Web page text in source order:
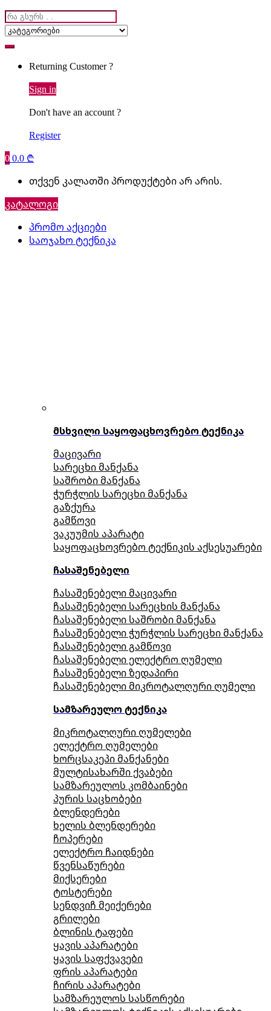
Search
for:
Returning Customer ?
Sign in
Don't have an account ?
Register
00.0 ₾
თქვენ კალათში პროდუქტები არ არის.
კატალოგი
პრომო აქციები
საოჯახო ტექნიკა
მსხვილი საყოფაცხოვრებო ტექნიკა
მაცივარი
სარეცხი მანქანა
საშრობი მანქანა
ჭურჭლის სარეცხი მანქანა
გაზქურა
გამწოვი
ვაკუუმის აპარატი
საყოფაცხოვრებო ტექნიკის აქსესუარები
ჩასაშენებელი
ჩასაშენებელი მაცივარი
ჩასაშენებელი სარეცხის მანქანა
ჩასაშენებელი საშრობი მანქანა
ჩასაშენებელი ჭურჭლის სარეცხი მანქანა
ჩასაშენებელი გამწოვი
ჩასაშენებელი ელექტრო ღუმელი
ჩასაშენებელი ზედაპირი
ჩასაშენებელი მიკროტალღური ღუმელი
სამზარეულო ტექნიკა
მიკროტალღური ღუმელები
ელექტრო ღუმელები
ხორცსაკეპი მანქანები
მულტისახარში ქვაბები
სამზარეულოს კომბაინები
პურის საცხობები
ბლენდერები
ხელის ბლენდერები
ჩოპერები
ელექტრო ჩაიდნები
წვენსაწურები
მიქსერები
ტოსტერები
სენდვიჩ მეიქერები
გრილები
ბლინის ტაფები
ყავის აპარატები
ყავის საფქვავები
ფრის აპარატები
ჩირის აპარატები
სამზარეულოს სასწორები